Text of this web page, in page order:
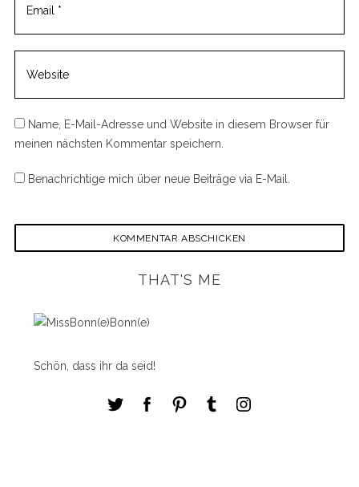
Name, E-Mail-Adresse und Website in diesem Browser für
meinen nächsten Kommentar speichern.
Benachrichtige mich über neue Beiträge via E-Mail.
THAT'S ME
Schön, dass ihr da seid!